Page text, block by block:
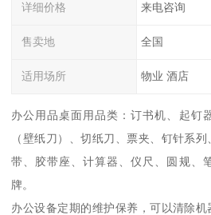
详细价格 来电咨询
售卖地 全国
适用场所 物业 酒店
办公用品桌面用品类：订书机、起钉
（壁纸刀）、切纸刀、票夹、钉针系
带、胶带座、计算器、仪尺、圆规、
牌。
办公设备定期的维护保养，可以清除